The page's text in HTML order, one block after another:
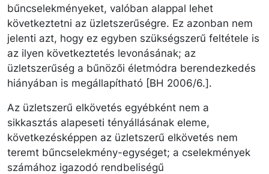
bűncselekményeket, valóban alappal lehet
következtetni az üzletszerűségre. Ez azonban nem
jelenti azt, hogy ez egyben szükségszerű feltétele is
az ilyen következtetés levonásának; az
üzletszerűség a bűnözői életmódra berendezkedés
hiányában is megállapítható [BH 2006/6.].
Az üzletszerű elkövetés egyébként nem a
sikkasztás alapeseti tényállásának eleme,
következésképpen az üzletszerű elkövetés nem
teremt bűncselekmény-egységet; a cselekmények
számához igazodó rendbeliségű